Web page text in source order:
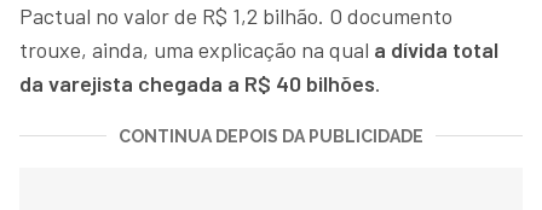
Pactual no valor de R$ 1,2 bilhão. O documento
trouxe, ainda, uma explicação na qual a dívida total
da varejista chegada a R$ 40 bilhões.
CONTINUA DEPOIS DA PUBLICIDADE